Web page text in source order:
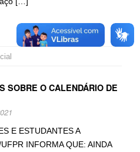
SOBRE O CALENDÁRIO DE
E ESTUDANTES A
INFORMA QUE: AINDA